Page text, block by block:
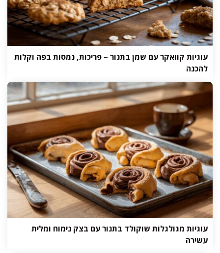
עוגיות קוואקר עם שמן בתנור – פריכות, נמסות בפה וקלות
להכנה
עוגיות מגולגלות שוקולד בתנור עם בצק נימוח ומלית
עשירה